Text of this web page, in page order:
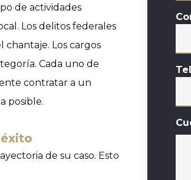
de actividades
Los delitos federales
chantaje. Los cargos
Cada uno de
contratar a un
posible.
de su caso. Esto